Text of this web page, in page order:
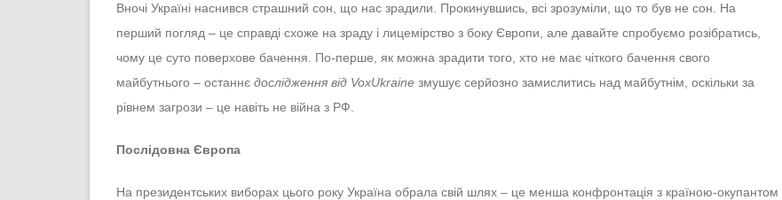
Вночі Україні наснився страшний сон, що нас зрадили. Прокинувшись, всі зрозуміли, що то був не сон. На
перший погляд – це справді схоже на зраду і лицемірство з боку Європи, але давайте спробуємо розібратись,
чому це суто поверхове бачення. По-перше, як можна зрадити того, хто не має чіткого бачення свого
майбутнього – останнє дослідження від VoxUkraine змушує серйозно замислитись над майбутнім, оскільки за
рівнем загрози – це навіть не війна з РФ.
Послідовна Європа
На президентських виборах цього року Україна обрала свій шлях – це менша конфронтація з країною-окупантом